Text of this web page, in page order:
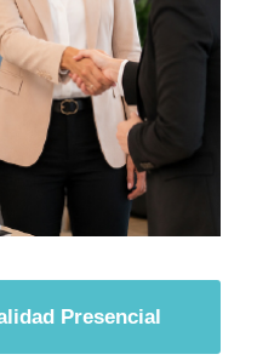
Presencial